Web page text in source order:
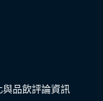
品飲評論資訊